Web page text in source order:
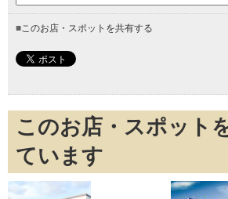
■ このお店・スポットを共有する
このお店・スポット
ています